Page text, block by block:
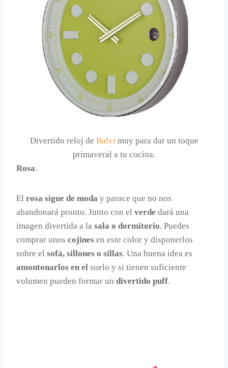
Divertido reloj de Balvimuy para dar un toque
primaveral a tu cocina.
Rosa.
El rosa sigue de moda y parace que no nos
abandonará pronto. Junto con el verde dará una
imagen divertida a la sala o dormitorio. Puedes
comprar unos cojines en este color y disponerlos
sobre el sofá, sillones o sillas. Una buena idea es
amontonarlos en el suelo y si tienen suficiente
volumen pueden formar un divertido puff.